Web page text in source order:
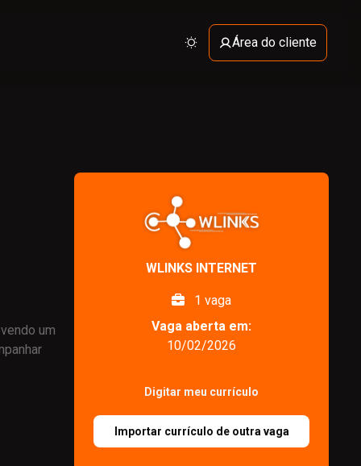
Ativar modo claro
Área do cliente
WLINKS INTERNET
1 vaga
Vaga aberta em:
10/02/2026
Digitar meu currículo
Importar currículo de outra vaga
um